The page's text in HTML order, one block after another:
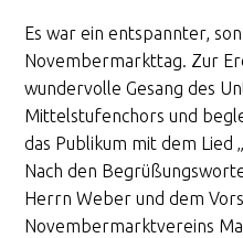
Es war ein entspannter,
Novembermarkttag. Zur
wundervolle Gesang des
Mittelstufenchors und
das Publikum mit dem Lied
Nach den
Herrn Weber und dem
Novembermarktvereins